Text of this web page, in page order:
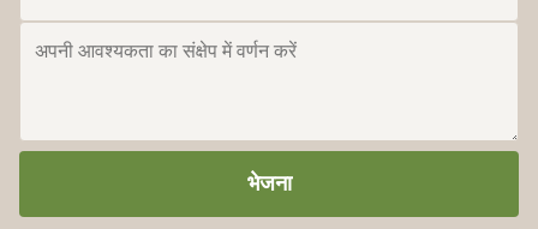
भेजना